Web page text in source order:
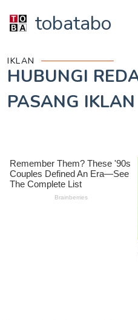
tobatabo
IKLAN
HUBUNGI
PASANG IKLAN